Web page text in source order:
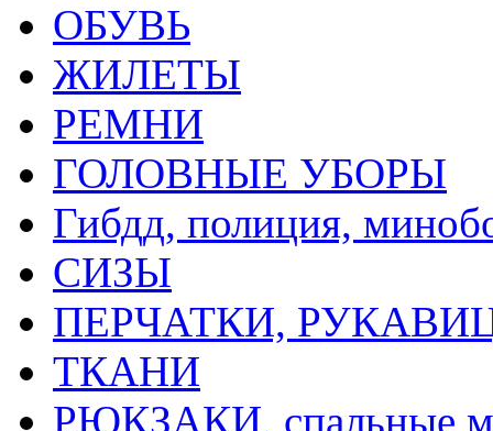
ОБУВЬ
ЖИЛЕТЫ
РЕМНИ
ГОЛОВНЫЕ УБОРЫ
Гибдд, полиция,
СИЗЫ
ПЕРЧАТКИ,
ТКАНИ
РЮКЗАКИ, спальные